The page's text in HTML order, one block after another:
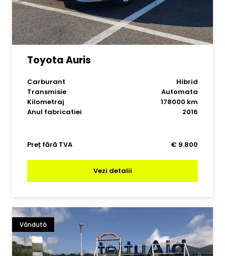
Toyota Auris
Carburant
Hibrid
Transmisie
Automata
Kilometraj
178000 km
Anul fabricatiei
2016
Preț fără TVA € 9.800
Vezi detalii
Vândută